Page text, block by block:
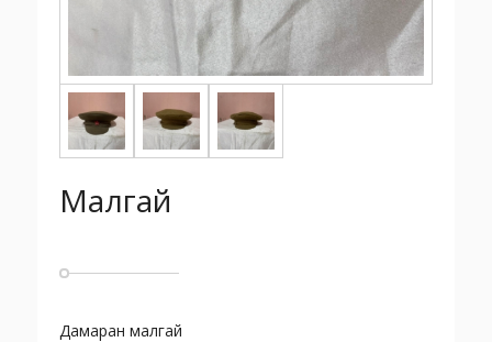
Малгай
Дамаран малгай